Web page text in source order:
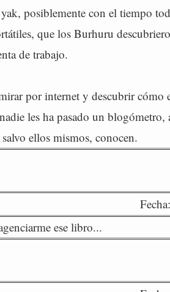
posiblemente con el tiempo
que los Burhuru
de trabajo.
por internet y descubrir cómo
les ha pasado un blogómetro,
ellos mismos, conocen.
Fecha:
ese libro...